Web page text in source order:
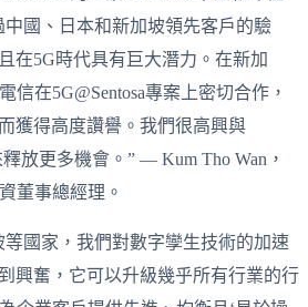
國、日本和新加坡領先客戶的驗
在5G時代具有巨大潛力。在新加
信在5G@Sentosa專案上密切合作，
獲得高度讚譽。我們很高興與
放更多機會。” — Kum Tho Wan，
董事總經理。
國家，我們對數字孿生技術的加速
興奮，它可以升級幾乎所有行業的行